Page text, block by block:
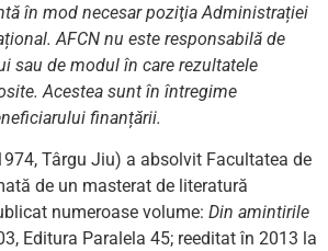
în mod necesar poziţia Administrației
AFCN nu este responsabilă de
sau de modul în care rezultatele
Acestea sunt în întregime
finanțării.
Târgu Jiu) a absolvit Facultatea de
de un masterat de literatură
numeroase volume: Din amintirile
Editura Paralela 45; reeditat în 2013 la